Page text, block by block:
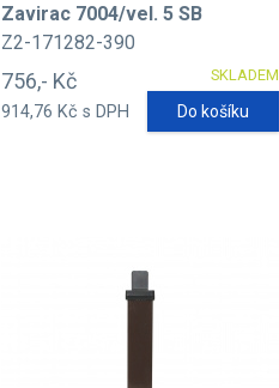
Zavirac 7004/vel. 5 SB
Z2-171282-390
SKLADEM
756,- Kč
914,76 Kč s DPH Do košíku